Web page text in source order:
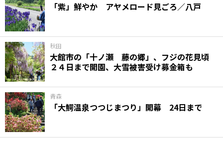
「紫」鮮やか アヤメロード見ごろ／八戸
秋田
大館市の「十ノ瀬 藤の郷」、フジの花見頃
２４日まで開園、大雪被害受け募金箱も
青森
「大鰐温泉つつじまつり」開幕 24日まで